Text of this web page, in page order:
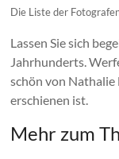
Die Liste der
Lassen Sie sich
Jahrhunderts.
schön von Nathalie
erschienen ist.
Mehr zum